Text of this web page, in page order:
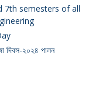
7th semesters of all
দিবস-২০২৪ পালন